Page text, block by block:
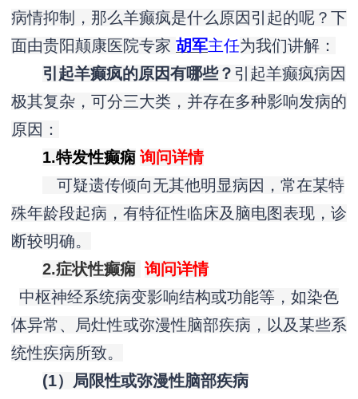
病情抑制，那么羊癫疯是什么原因引起的呢？下
面由贵阳颠康医院专家 胡军主任为我们讲解：
引起羊癫疯的原因有哪些？ 引起羊癫疯病因
极其复杂，可分三大类，并存在多种影响发病的
原因：
1.特发性癫痫 询问详情
可疑遗传倾向无其他明显病因，常在某特
殊年龄段起病，有特征性临床及脑电图表现，诊
断较明确。
2.症状性癫痫 询问详情
中枢神经系统病变影响结构或功能等，如染色
体异常、局灶性或弥漫性脑部疾病，以及某些系
统性疾病所致。
(1）局限性或弥漫性脑部疾病